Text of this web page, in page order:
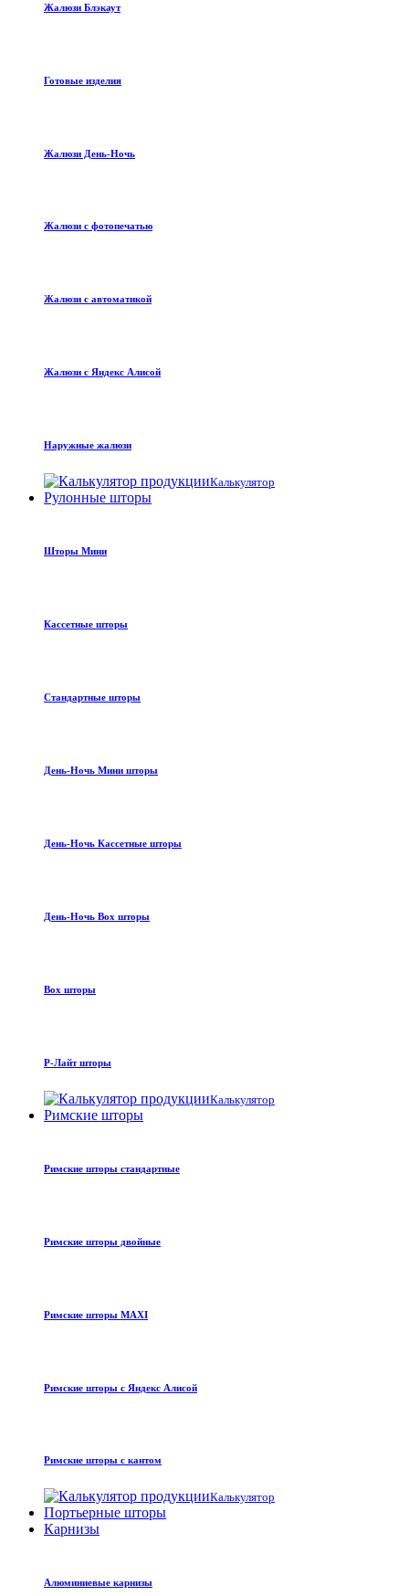
Жалюзи Блэкаут
Готовые изделия
Жалюзи День-Ночь
Жалюзи с фотопечатью
Жалюзи с автоматикой
Жалюзи с Яндекс Алисой
Наружные жалюзи
Калькулятор
Рулонные шторы
Шторы Мини
Кассетные шторы
Стандартные шторы
День-Ночь Мини шторы
День-Ночь Кассетные шторы
День-Ночь Box шторы
Box шторы
Р-Лайт шторы
Калькулятор
Римские шторы
Римские шторы стандартные
Римские шторы двойные
Римские шторы MAXI
Римские шторы с Яндекс Алисой
Римские шторы с кантом
Калькулятор
Портьерные шторы
Карнизы
Алюминиевые карнизы